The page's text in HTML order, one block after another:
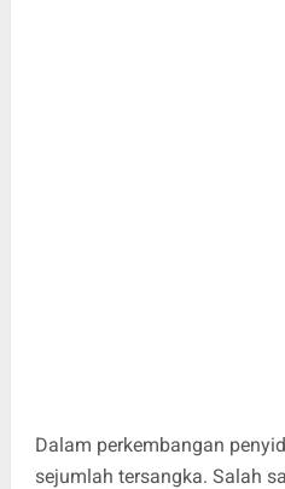
Dalam perkembangan
sejumlah tersangka. Salah